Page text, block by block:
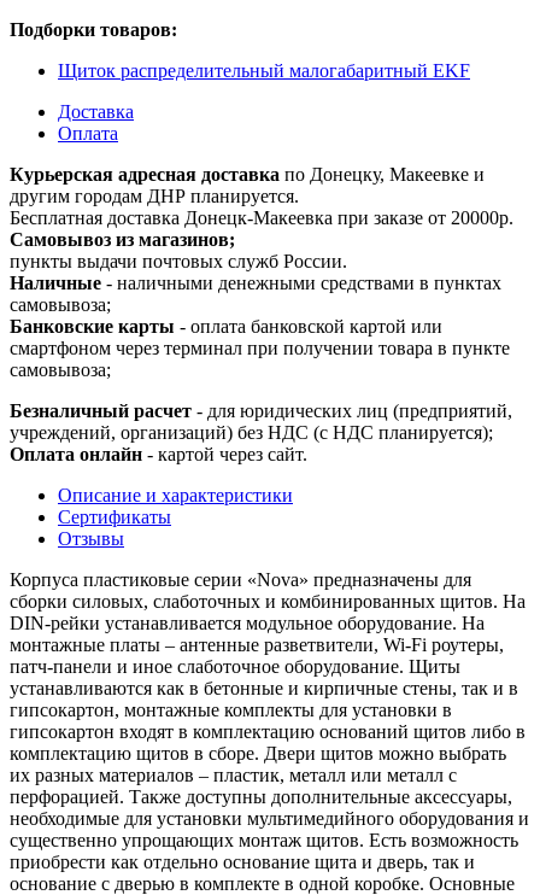
Подборки товаров:
Щиток распределительный малогабаритный EKF
Доставка
Оплата
Курьерская адресная доставка по Донецку, Макеевке и
другим городам ДНР планируется.
Бесплатная доставка Донецк-Макеевка при заказе от 20000р.
Самовывоз из магазинов;
пункты выдачи почтовых служб России.
Наличные - наличными денежными средствами в пунктах
самовывоза;
Банковские карты - оплата банковской картой или
смартфоном через терминал при получении товара в пункте
самовывоза;
Безналичный расчет - для юридических лиц (предприятий,
учреждений, организаций) без НДС (с НДС планируется);
Оплата онлайн - картой через сайт.
Описание и характеристики
Сертификаты
Отзывы
Корпуса пластиковые серии «Nova» предназначены для
сборки силовых, слаботочных и комбинированных щитов. На
DIN-рейки устанавливается модульное оборудование. На
монтажные платы – антенные разветвители, Wi-Fi роутеры,
патч-панели и иное слаботочное оборудование. Щиты
устанавливаются как в бетонные и кирпичные стены, так и в
гипсокартон, монтажные комплекты для установки в
гипсокартон входят в комплектацию оснований щитов либо в
комплектацию щитов в сборе. Двери щитов можно выбрать
их разных материалов – пластик, металл или металл с
перфорацией. Также доступны дополнительные аксессуары,
необходимые для установки мультимедийного оборудования и
существенно упрощающих монтаж щитов. Есть возможность
приобрести как отдельно основание щита и дверь, так и
основание с дверью в комплекте в одной коробке. Основные